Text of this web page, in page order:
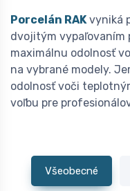
Porcelán RAKvyniká
dvojitým vypaľovaním
maximálnu odolnosť
na vybrané modely.
odolnosť voči
voľbu pre
Všeobecné